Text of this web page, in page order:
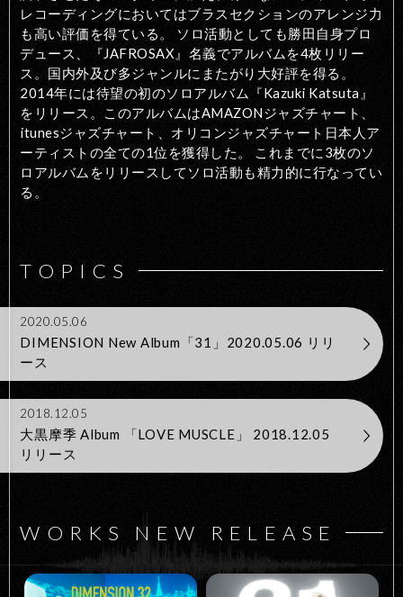
レコーディングにおいてはブラスセクションのアレンジ力
も高い評価を得ている。 ソロ活動としても勝田自身プロ
デュース、『JAFROSAX』名義でアルバムを4枚リリー
ス。国内外及び多ジャンルにまたがり大好評を得る。
2014年には待望の初のソロアルバム『Kazuki Katsuta』
をリリース。このアルバムはAMAZONジャズチャート、
itunesジャズチャート、オリコンジャズチャート日本人ア
ーティストの全ての1位を獲得した。 これまでに3枚のソ
ロアルバムをリリースしてソロ活動も精力的に行なってい
る。
TOPICS
2020.05.06
DIMENSION New Album「31」2020.05.06 リリ
ース
2018.12.05
大黒摩季 Album 「LOVE MUSCLE」 2018.12.05
リリース
WORKS NEW RELEASE